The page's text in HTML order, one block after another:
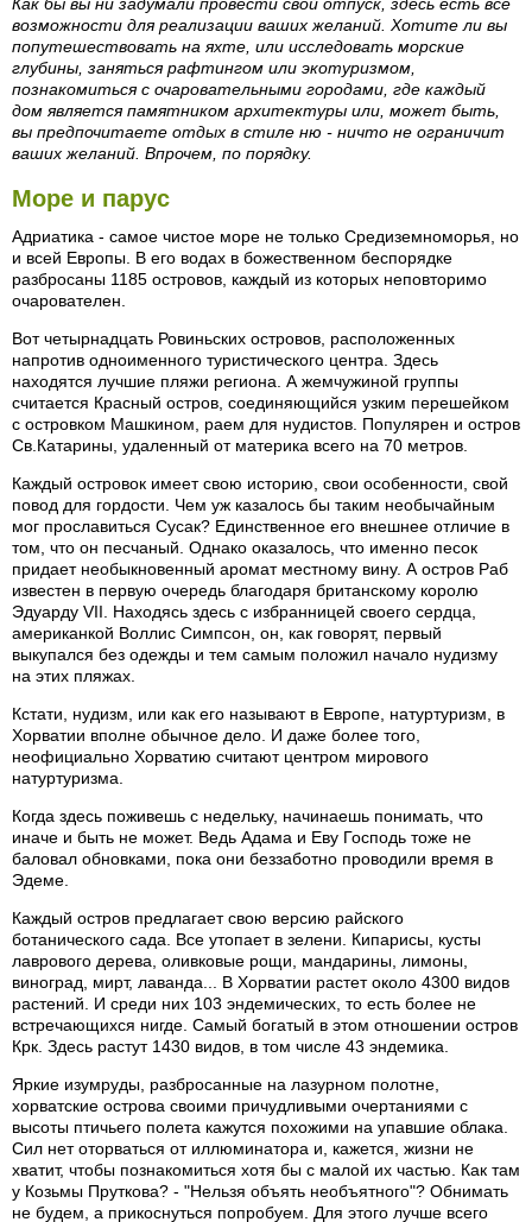
возможности для реализации ваших желаний. Хотите ли вы
попутешествовать на яхте, или исследовать морские
глубины, заняться рафтингом или экотуризмом,
познакомиться с очаровательными городами, где каждый
дом является памятником архитектуры или, может быть,
вы предпочитаете отдых в стиле ню - ничто не ограничит
ваших желаний. Впрочем, по порядку.
Море и парус
Адриатика - самое чистое море не только Средиземноморья, но
и всей Европы. В его водах в божественном беспорядке
разбросаны 1185 островов, каждый из которых неповторимо
очарователен.
Вот четырнадцать Ровиньских островов, расположенных
напротив одноименного туристического центра. Здесь
находятся лучшие пляжи региона. А жемчужиной группы
считается Красный остров, соединяющийся узким перешейком
с островком Машкином, раем для нудистов. Популярен и остров
Св.Катарины, удаленный от материка всего на 70 метров.
Каждый островок имеет свою историю, свои особенности, свой
повод для гордости. Чем уж казалось бы таким необычайным
мог прославиться Сусак? Единственное его внешнее отличие в
том, что он песчаный. Однако оказалось, что именно песок
придает необыкновенный аромат местному вину. А остров Раб
известен в первую очередь благодаря британскому королю
Эдуарду VII. Находясь здесь с избранницей своего сердца,
американкой Воллис Симпсон, он, как говорят, первый
выкупался без одежды и тем самым положил начало нудизму
на этих пляжах.
Кстати, нудизм, или как его называют в Европе, натуртуризм, в
Хорватии вполне обычное дело. И даже более того,
неофициально Хорватию считают центром мирового
натуртуризма.
Когда здесь поживешь с недельку, начинаешь понимать, что
иначе и быть не может. Ведь Адама и Еву Господь тоже не
баловал обновками, пока они беззаботно проводили время в
Эдеме.
Каждый остров предлагает свою версию райского
ботанического сада. Все утопает в зелени. Кипарисы, кусты
лаврового дерева, оливковые рощи, мандарины, лимоны,
виноград, мирт, лаванда... В Хорватии растет около 4300 видов
растений. И среди них 103 эндемических, то есть более не
встречающихся нигде. Самый богатый в этом отношении остров
Крк. Здесь растут 1430 видов, в том числе 43 эндемика.
Яркие изумруды, разбросанные на лазурном полотне,
хорватские острова своими причудливыми очертаниями с
высоты птичьего полета кажутся похожими на упавшие облака.
Сил нет оторваться от иллюминатора и, кажется, жизни не
хватит, чтобы познакомиться хотя бы с малой их частью. Как там
у Козьмы Пруткова? - "Нельзя объять необъятного"? Обнимать
не будем, а прикоснуться попробуем. Для этого лучше всего